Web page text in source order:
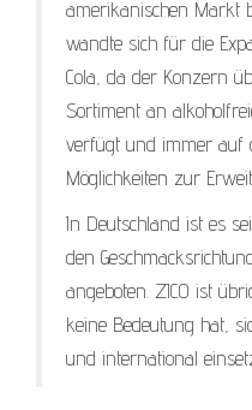
amerikanischen Markt
wandte sich für die
Cola, da der Konzern
Sortiment an
verfügt und immer auf
Möglichkeiten zur
In Deutschland ist es
den
angeboten. ZICO ist
keine Bedeutung hat,
und international